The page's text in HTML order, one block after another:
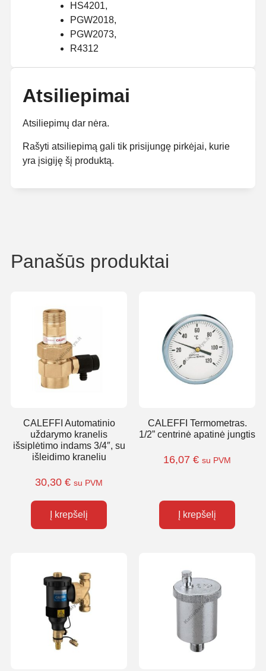
HS4201,
PGW2018,
PGW2073,
R4312
Atsiliepimai
Atsiliepimų dar nėra.
Rašyti atsiliepimą gali tik prisijungę pirkėjai, kurie
yra įsigiję šį produktą.
Panašūs produktai
CALEFFI Automatinio
uždarymo kranelis
išsiplėtimo indams 3/4″, su
išleidimo kraneliu
30,30 € su PVM
Į krepšelį
CALEFFI Termometras.
1/2” centrinė apatinė jungtis
16,07 € su PVM
Į krepšelį